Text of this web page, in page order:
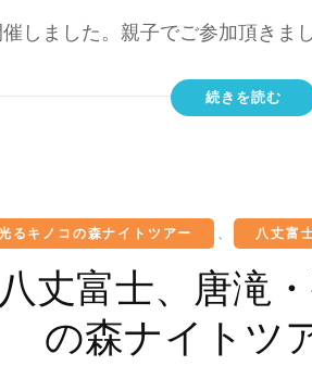
しました。親子でご参加頂きま
続きを読む
るキノコの森ナイトツアー 、 八丈富
丈富士、唐滝
の森ナイトツ